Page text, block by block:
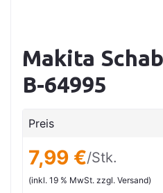
Makita
B-64995
Preis
7,99 €/Stk.
(inkl. 19 % MwSt. zzgl. Versand)